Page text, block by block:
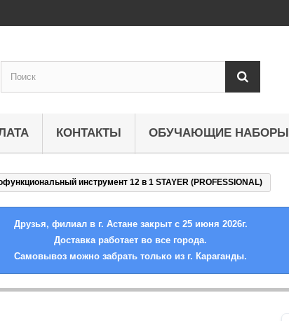
КОНТАКТЫ ОБУЧАЮЩИЕ НАБОРЫ
инструмент 12 в 1 STAYER (PROFESSIONAL)
Друзья, филиал в г. Астане закрыт с 25 июня 2026г.
Доставка работает во все города.
Самовывоз можно забрать только из г. Караганды.